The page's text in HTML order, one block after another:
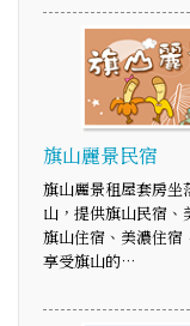
旗山麗景民宿
旗山麗景租屋套房坐
山，提供旗山民宿、
旗山住宿、美濃住宿
享受旗山的…